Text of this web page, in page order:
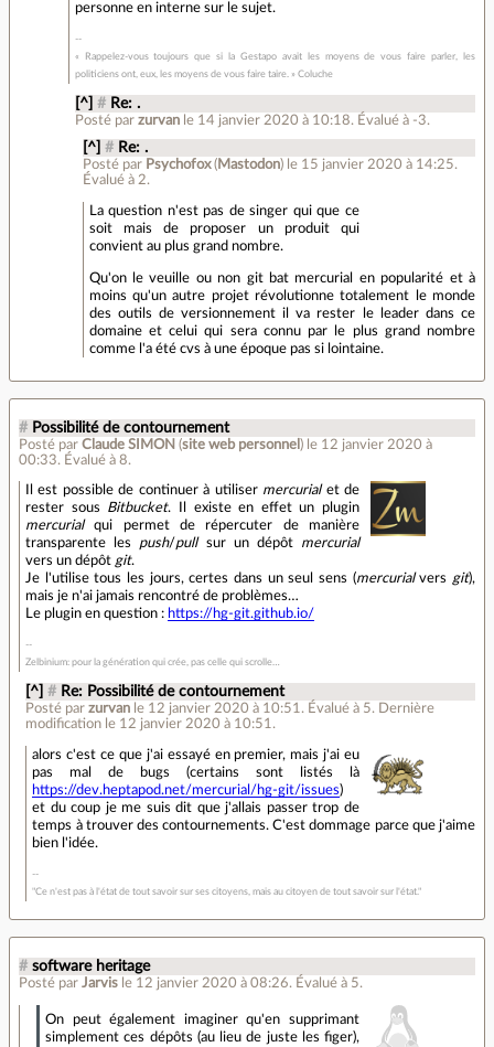
personne en interne sur le sujet.
« Rappelez-vous toujours que si la Gestapo avait les moyens de vous faire parler, les
politiciens ont, eux, les moyens de vous faire taire. » Coluche
[^] # Re: .
Posté parzurvan le 14 janvier 2020 à 10:18. Évalué à -3.
[^] # Re: .
Posté par Psychofox(Mastodon) le 15 janvier 2020 à 14:25.
Évalué à 2.
La question n'est pas de singer qui que ce
soit mais de proposer un produit qui
convient au plus grand nombre.
Qu'on le veuille ou non git bat mercurial en popularité et à
moins qu'un autre projet révolutionne totalement le monde
des outils de versionnement il va rester le leader dans ce
domaine et celui qui sera connu par le plus grand nombre
comme l'a été cvs à une époque pas si lointaine.
# Possibilité de contournement
Posté par Claude SIMON (site web personnel ) le 12 janvier 2020 à
00:33. Évalué à 8.
Il est possible de continuer à utiliser mercurialet de
rester sous Bitbucket. Il existe en effet un plugin
mercurialqui permet de répercuter de manière
transparente les push/pullsur un dépôt mercurial
vers un dépôt git.
Je l'utilise tous les jours, certes dans un seul sens (mercurialvers git),
mais je n'ai jamais rencontré de problèmes…
Le plugin en question : https://hg-git.github.io/
Zelbinium: pour la génération qui crée, pas celle qui scrolle…
[^] # Re: Possibilité de contournement
Posté parzurvan le 12 janvier 2020 à 10:51 . Évalué à 5. Dernière
modification le 12 janvier 2020 à 10:51.
alors c'est ce que j'ai essayé en premier, mais j'ai eu
pas mal de bugs (certains sont listés là
https://dev.heptapod.net/mercurial/hg-git/issues)
et du coup je me suis dit que j'allais passer trop de
temps à trouver des contournements. C'est dommage parce que j'aime
bien l'idée.
"Ce n'est pas à l'état de tout savoir sur ses citoyens, mais au citoyen de tout savoir sur l'état."
# software heritage
Posté par Jarvis le 12 janvier 2020 à 08:26. Évalué à 5.
On peut également imaginer qu'en supprimant
simplement ces dépôts (au lieu de juste les figer),